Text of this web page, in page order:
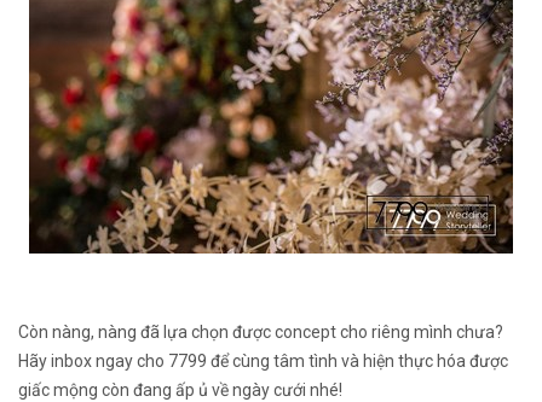
Còn nàng, nàng đã lựa chọn được concept cho riêng mình chưa?
Hãy inbox ngay cho 7799 để cùng tâm tình và hiện thực hóa được
giấc mộng còn đang ấp ủ về ngày cưới nhé!